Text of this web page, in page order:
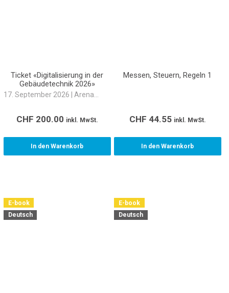
Ticket «Digitalisierung in der
Gebäudetechnik 2026»
17. September 2026 | Arena
CHF 200.00 inkl. MwSt.
In den Warenkorb
Messen, Steuern, Regeln 1
CHF 44.55 inkl. MwSt.
In den Warenkorb
E-book
Deutsch
E-book
Deutsch